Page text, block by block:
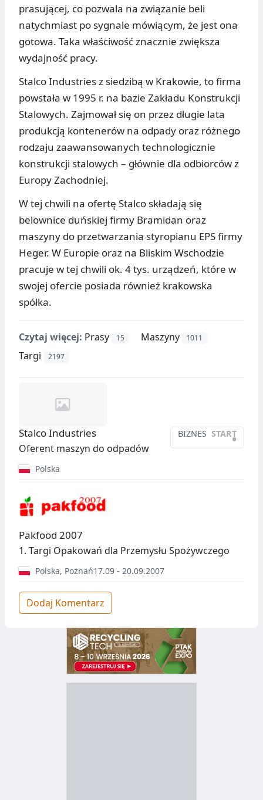
prasującej, co pozwala na związanie beli
natychmiast po sygnale mówiącym, że jest ona
gotowa. Taka właściwość znacznie zwiększa
wydajność pracy.
Stalco Industries z siedzibą w Krakowie, to firma
powstała w 1995 r. na bazie Zakładu Konstrukcji
Stalowych. Zajmował się on przez długie lata
produkcją kontenerów na odpady oraz różnego
rodzaju zaawansowanych technologicznie
konstrukcji stalowych – głównie dla odbiorców z
Europy Zachodniej.
W tej chwili na ofertę Stalco składają się
belownice duńskiej firmy Bramidan oraz
maszyny do przetwarzania styropianu EPS firmy
Heger. W Europie oraz na Bliskim Wschodzie
pracuje w tej chwili ok. 4 tys. urządzeń, które w
swojej ofercie posiada również krakowska
spółka.
Czytaj więcej: Prasy 15 Maszyny 1011
Targi 2197
BIZNES START
•
Stalco Industries
Oferent maszyn do odpadów
Polska
Pakfood 2007
1. Targi Opakowań dla Przemysłu Spożywczego
Polska, Poznań17.09 - 20.09.2007
Dodaj Komentarz